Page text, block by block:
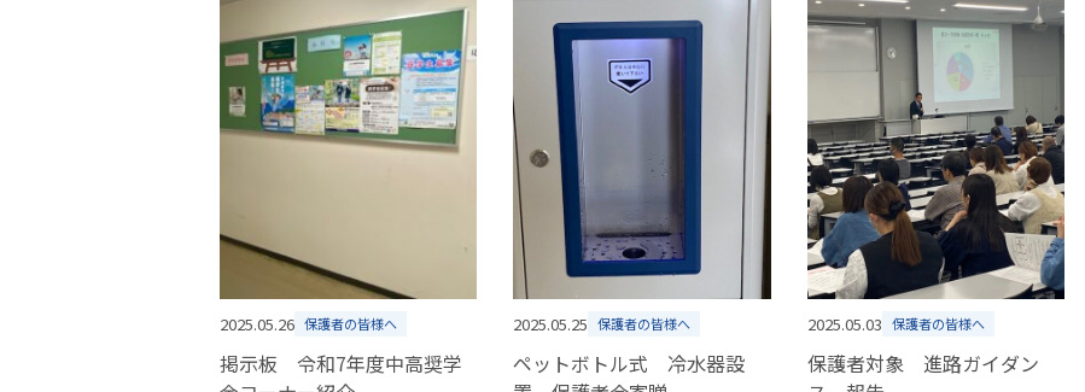
2025.05.26 保護者の皆様へ
掲示板 令和7年度中高奨学
2025.05.25 保護者の皆様へ
ペットボトル式 冷水器設
2025.05.03 保護者の皆様へ
保護者対象 進路ガイダン